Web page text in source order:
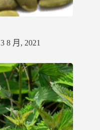
3 8 月, 2021